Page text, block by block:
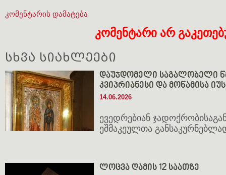
კომენტარის დამატება
კომენტარი არ
სხვა სიახლეები
დაუჯდომელი საგალობელი
კვიპრიანესი და მოწამისა
14.06.2026
ევედრებიან
ეშმაკეულთა
ლოცვა ღამის 12 საათზე